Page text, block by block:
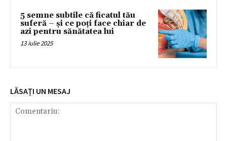
5 semne subtile că ficatul tău
suferă – și ce poți face chiar de
azi pentru sănătatea lui
13 iulie 2025
LĂSAȚI UN MESAJ